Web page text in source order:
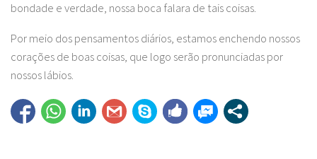
bondade e verdade, nossa boca falara de tais coisas.
Por meio dos pensamentos diários, estamos enchendo nossos
corações de boas coisas, que logo serão pronunciadas por
nossos lábios.